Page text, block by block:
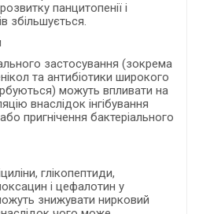
панцитопенії і
збільшується.
застосування (зокрема
та антибіотики широкого
можуть впливати на
внаслідок інгібування
пригнічення бактеріального
глікопептиди,
і цефалотин у
знижувати нирковий